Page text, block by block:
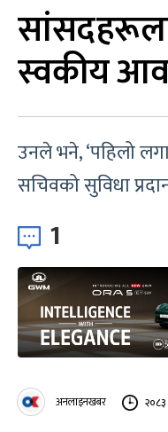
स्वकीय
उनले भने, ‘पहिलो
सचिवको सुविधा
1
अनलाइनखबर